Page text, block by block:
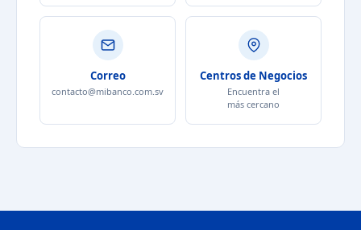
Correo
contacto@mibanco.com.sv
Centros de Negocios
Encuentra el
más cercano